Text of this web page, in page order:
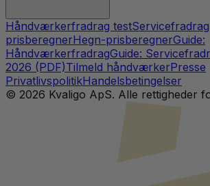
Håndværkerfradrag test
prisberegnerHegn-prisberegnerGuide:
HåndværkerfradragGuide:
2026 (PDF)Tilmeld håndværkerPresse
PrivatlivspolitikHandelsbetingelser
© 2026 Kvaligo ApS. Alle rettigheder